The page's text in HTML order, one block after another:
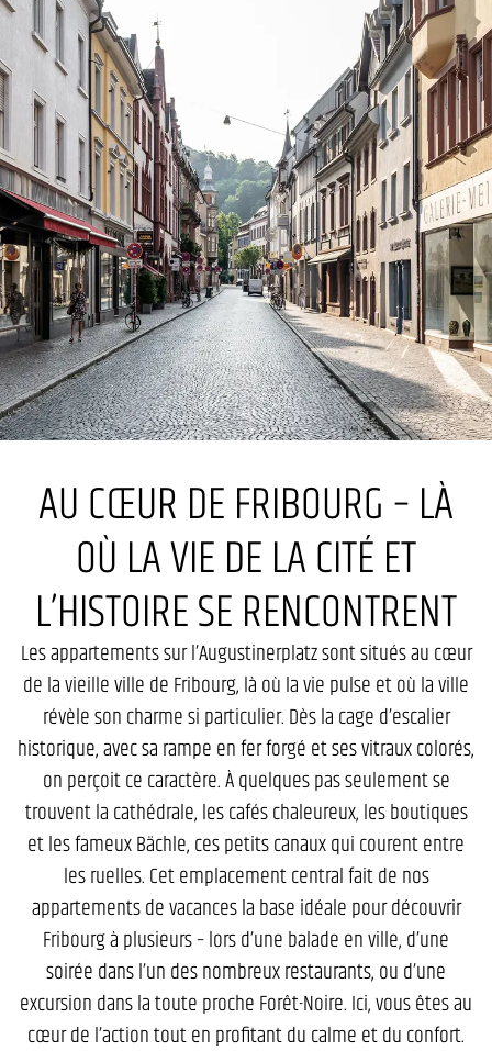
AU CŒUR DE FRIBOURG – LÀ
OÙ LA VIE DE LA CITÉ ET
L’HISTOIRE SE RENCONTRENT
Les appartements sur l’Augustinerplatz sont situés au cœur
de la vieille ville de Fribourg, là où la vie pulse et où la ville
révèle son charme si particulier. Dès la cage d’escalier
historique, avec sa rampe en fer forgé et ses vitraux colorés,
on perçoit ce caractère. À quelques pas seulement se
trouvent la cathédrale, les cafés chaleureux, les boutiques
et les fameux Bächle, ces petits canaux qui courent entre
les ruelles. Cet emplacement central fait de nos
appartements de vacances la base idéale pour découvrir
Fribourg à plusieurs – lors d’une balade en ville, d’une
soirée dans l’un des nombreux restaurants, ou d’une
excursion dans la toute proche Forêt-Noire. Ici, vous êtes au
cœur de l’action tout en profitant du calme et du confort.